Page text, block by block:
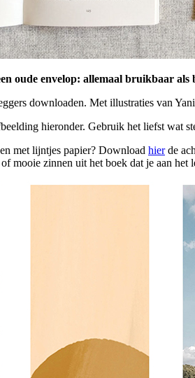
oude ­envelop: allemaal bruikbaar
downloaden. Met illustraties van
hieronder. Gebruik het liefst wat
met lijntjes papier? Download hierde
mooie zinnen uit het boek dat je aan het